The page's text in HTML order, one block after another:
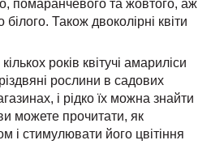
помаранчевого та жовтого, аж
Також двоколірні квіти
років квітучі амариліси
рослини в садових
і рідко їх можна знайти
можете прочитати, як
і стимулювати його цвітіння